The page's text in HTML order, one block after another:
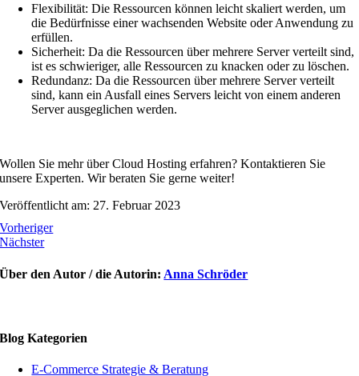
Flexibilität: Die Ressourcen können leicht skaliert werden, um
die Bedürfnisse einer wachsenden Website oder Anwendung zu
erfüllen.
Sicherheit: Da die Ressourcen über mehrere Server verteilt sind,
ist es schwieriger, alle Ressourcen zu knacken oder zu löschen.
Redundanz: Da die Ressourcen über mehrere Server verteilt
sind, kann ein Ausfall eines Servers leicht von einem anderen
Server ausgeglichen werden.
Wollen Sie mehr über Cloud Hosting erfahren? Kontaktieren Sie
unsere Experten. Wir beraten Sie gerne weiter!
Veröffentlicht am: 27. Februar 2023
Vorheriger
Nächster
Über den Autor / die Autorin: Anna Schröder
Blog Kategorien
E-Commerce Strategie & Beratung